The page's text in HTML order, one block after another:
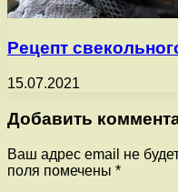
Рецепт
15.07.2021
Добавить
Ваш адрес email не
поля помечены *